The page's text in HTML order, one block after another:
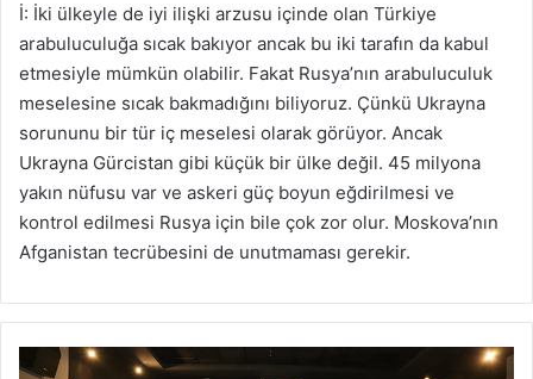
İ: İki ülkeyle de iyi ilişki arzusu içinde olan Türkiye
arabuluculuğa sıcak bakıyor ancak bu iki tarafın da kabul
etmesiyle mümkün olabilir. Fakat Rusya’nın arabuluculuk
meselesine sıcak bakmadığını biliyoruz. Çünkü Ukrayna
sorununu bir tür iç meselesi olarak görüyor. Ancak
Ukrayna Gürcistan gibi küçük bir ülke değil. 45 milyona
yakın nüfusu var ve askeri güç boyun eğdirilmesi ve
kontrol edilmesi Rusya için bile çok zor olur. Moskova’nın
Afganistan tecrübesini de unutmaması gerekir.
Muhtarlar